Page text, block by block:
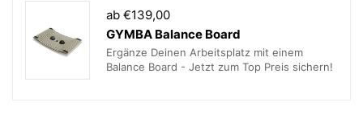
Filzgleiter und Stahlgleiter im
Lieferumfang inbegriffen
Verfügbare
Bezug Capture von Gabriel in rot
ab €139,00
GYMBA Balance Board
Ergänze Deinen Arbeitsplatz mit einem
Balance Board - Jetzt zum Top Preis sichern!